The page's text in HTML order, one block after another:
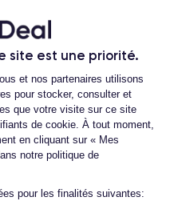
site est une priorité.
du
et nos partenaires utilisons
pour stocker, consulter et
que votre visite sur ce site
de cookie. À tout moment,
en cliquant sur « Mes
notre politique de
pour les finalités suivantes:
doté d'une
qui améliore la qualité de
profondeur. En outre, il est
d'intelligence artificielle
les caractéristiques de ce
de l'iPhone 12 Pro.
vie d'un iPhone
en cas
ou à des
disponibles sur
inclus dans